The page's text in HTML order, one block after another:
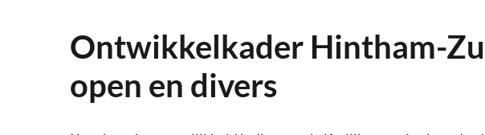
Ontwikkelkader Hintham-
open en divers